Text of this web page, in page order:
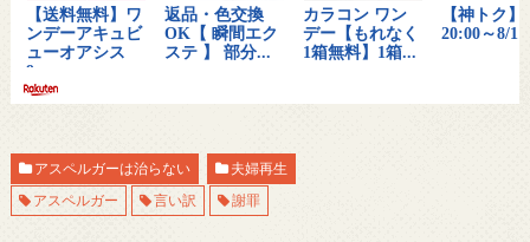
アスペルガーは治らない
夫婦再生
アスペルガー
言い訳 謝罪